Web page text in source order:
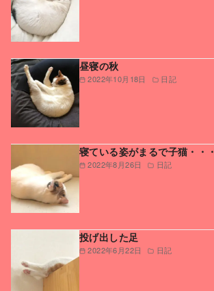
2022年10月18日 日記
昼寝の秋
2022年8月26日 日記
寝ている姿がまるで子猫・・・
2022年6月22日 日記
投げ出した足